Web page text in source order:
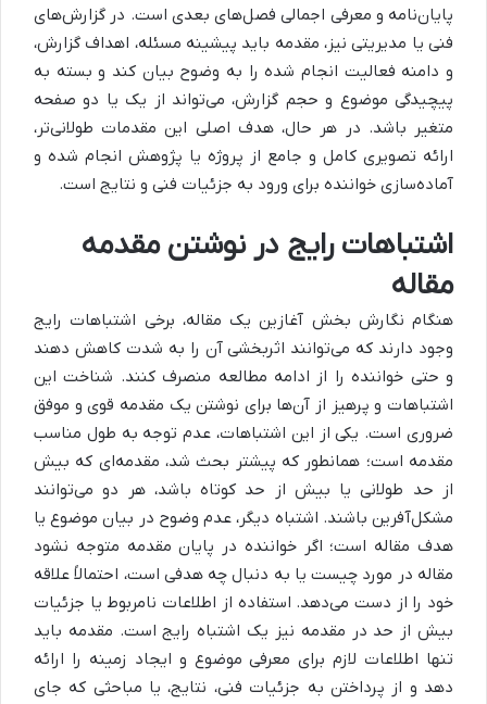
پایان‌نامه و معرفی اجمالی فصل‌های بعدی است. در گزارش‌های
فنی یا مدیریتی نیز، مقدمه باید پیشینه مسئله، اهداف گزارش،
و دامنه فعالیت انجام شده را به وضوح بیان کند و بسته به
پیچیدگی موضوع و حجم گزارش، می‌تواند از یک یا دو صفحه
متغیر باشد. در هر حال، هدف اصلی این مقدمات طولانی‌تر،
ارائه تصویری کامل و جامع از پروژه یا پژوهش انجام شده و
آماده‌سازی خواننده برای ورود به جزئیات فنی و نتایج است.
اشتباهات رایج در نوشتن مقدمه
مقاله
هنگام نگارش بخش آغازین یک مقاله، برخی اشتباهات رایج
وجود دارند که می‌توانند اثربخشی آن را به شدت کاهش دهند
و حتی خواننده را از ادامه مطالعه منصرف کنند. شناخت این
اشتباهات و پرهیز از آن‌ها برای نوشتن یک مقدمه قوی و موفق
ضروری است. یکی از این اشتباهات، عدم توجه به طول مناسب
مقدمه است؛ همانطور که پیشتر بحث شد، مقدمه‌ای که بیش
از حد طولانی یا بیش از حد کوتاه باشد، هر دو می‌توانند
مشکل‌آفرین باشند. اشتباه دیگر، عدم وضوح در بیان موضوع یا
هدف مقاله است؛ اگر خواننده در پایان مقدمه متوجه نشود
مقاله در مورد چیست یا به دنبال چه هدفی است، احتمالاً علاقه
خود را از دست می‌دهد. استفاده از اطلاعات نامربوط یا جزئیات
بیش از حد در مقدمه نیز یک اشتباه رایج است. مقدمه باید
تنها اطلاعات لازم برای معرفی موضوع و ایجاد زمینه را ارائه
دهد و از پرداختن به جزئیات فنی، نتایج، یا مباحثی که جای